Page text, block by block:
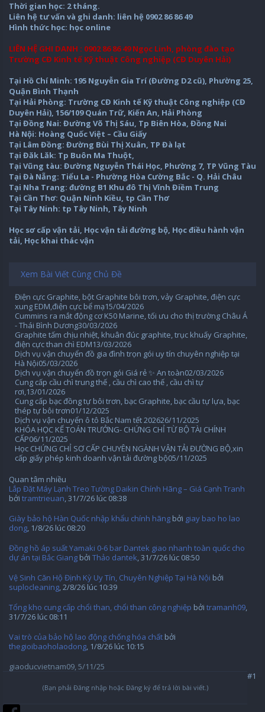
Thời gian học: 2 tháng.
Liên hệ tư vấn và ghi danh: liên hệ 0902 86 86 49
Hình thức học: học online
LIÊN HỆ GHI DANH : 0902 86 86 49 Ngọc Linh, phòng đào tạo
Trường CĐ Kinh tế Kỹ thuật Công nghiệp (CĐ Duyên Hải)
Tại Hồ Chí Minh: 195 Nguyễn Gia Trí (Đường D2 cũ), Phường 25,
Quận Bình Thạnh
Tại Hải Phòng: Trường CĐ Kinh tế Kỹ thuật Công nghiệp (CĐ
Duyên Hải), 156/109 Quán Trữ, Kiến An, Hải Phòng
Tại Đồng Nai: Đường Võ Thị Sáu, Tp Biên Hòa, Đồng Nai
Hà Nội: Hoàng Quốc Việt – Cầu Giấy
Tại Lâm Đồng: Đường Bùi Thị Xuân, TP Đà lạt
Tại Đăk Lăk: Tp Buôn Ma Thuột,
Tại Vũng tàu: Đường Nguyễn Thái Học, Phường 7, TP Vũng Tàu
Tại Đà Nẵng: Tiểu La - Phường Hòa Cường Bắc - Q. Hải Châu
Tại Nha Trang: đường B1 Khu đô Thị Vĩnh Điềm Trung
Tại Cần Thơ: Quận Ninh Kiều, tp Cần Thơ
Tại Tây Ninh: tp Tây Ninh, Tây Ninh
Học sơ cấp vận tải, Học vận tải đường bộ, Học điều hành vận
tải, Học khai thác vận
Xem Bài Viết Cùng Chủ Đề
Điện cực Graphite, bột Graphite bôi trơn, vảy Graphite, điện cực
xung EDM,điện cực bể mạ15/04/2026
Cummins ra mắt động cơ K50 Marine, tối ưu cho thị trường Châu Á
- Thái Bình Dương30/03/2026
Graphite tấm chịu nhiệt, khuân đúc graphite, trục khuấy Graphite,
điện cực than chì EDM13/03/2026
Dịch vụ vận chuyển đồ gia đình trọn gói uy tín chuyên nghiệp tại
Hà Nội05/03/2026
Dịch vụ vận chuyển đồ trọn gói Giá rẻ ✨ An toàn02/03/2026
Cung cấp cầu chì trung thế , cầu chì cao thế , cầu chì tự
rơi,13/01/2026
Cung cấp bạc đồng tự bôi trơn, bạc Graphite, bạc cầu tự lựa, bạc
thép tự bôi trơn01/12/2025
Dịch vụ vận chuyển ô tô Bắc Nam tết 202626/11/2025
KHÓA HỌC KẾ TOÁN TRƯỞNG- CHỨNG CHỈ TỪ BỘ TÀI CHÍNH
CẤP06/11/2025
Học CHỨNG CHỈ SƠ CẤP CHUYÊN NGÀNH VẬN TẢI ĐƯỜNG BỘ,xin
cấp giấy phép kinh doanh vận tải đường bộ05/11/2025
Quan tâm nhiều
Lắp Đặt Máy Lạnh Treo Tường Daikin Chính Hãng – Giá Cạnh Tranh
bởi tramtrieuan,31/7/26 lúc 08:38
Giày bảo hộ Hàn Quốc nhập khẩu chính hãng bởi giay bao ho lao
dong, 1/8/26 lúc 08:20
Đồng hồ áp suất Yamaki 0-6 bar Dantek giao nhanh toàn quốc cho
dự án tại Bắc Giang bởi Thảo dantek,31/7/26 lúc 08:50
Vệ Sinh Căn Hộ Định Kỳ Uy Tín, Chuyên Nghiệp Tại Hà Nội bởi
suplocleaning,2/8/26 lúc 10:39
Tổng kho cung cấp chổi than, chổi than công nghiệp bởi tramanh09,
31/7/26 lúc 08:11
Vai trò của bảo hộ lao động chống hóa chất bởi
thegioibaoholaodong, 1/8/26 lúc 10:15
giaoducvietnam09,5/11/25
#1
(Bạn phải Đăng nhập hoặc Đăng ký để trả lời bài viết.)